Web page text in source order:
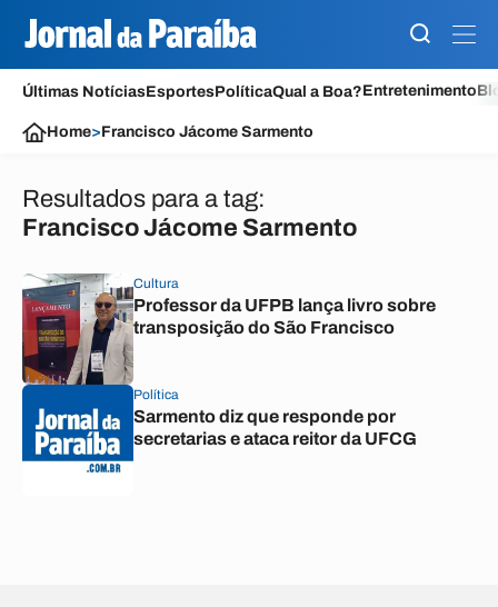
Últimas NotíciasEsportesPolíticaQual a Boa?Entretenimento
Home>Francisco Jácome Sarmento
Resultados para a tag:
Francisco Jácome Sarmento
Cultura
Professor da UFPB lança livro sobre
transposição do São Francisco
Política
Sarmento diz que responde por
secretarias e ataca reitor da UFCG